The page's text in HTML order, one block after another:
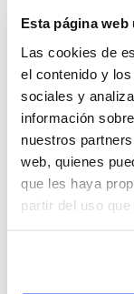
Esta página web
Las cookies de
el contenido y
sociales y
información
nuestros
web, quienes
que les haya
partir del uso
y comodidades
En el caso del
a las gestiones
solicitud de no
del Comité de
relacionados
servicios se
sólo suponen
general, como